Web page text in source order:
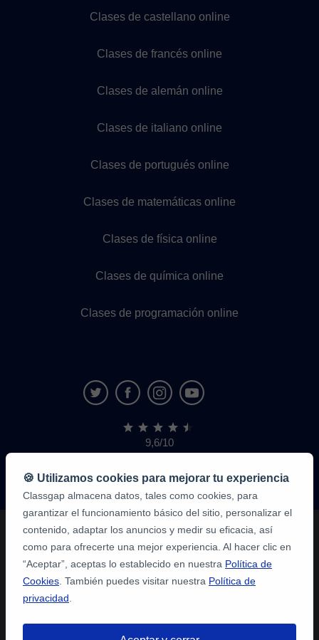
Clases de castellano online
Clases de francés online
Clases de alemán online
Clases de italiano online
Clases de portugués online
Clases de matemáticas online
Clases de física online
Clases de química online
Clases de programación online
9,6/10
1.339.284
de
alumnos
🍪 Utilizamos cookies para mejorar tu experiencia
Classgap almacena datos, tales como cookies, para
garantizar el funcionamiento básico del sitio, personalizar el
contenido, adaptar los anuncios y medir su eficacia, así
como para ofrecerte una mejor experiencia. Al hacer clic en
“Aceptar”, aceptas lo establecido en nuestra Política de
Cookies . También puedes visitar nuestra Política de
privacidad